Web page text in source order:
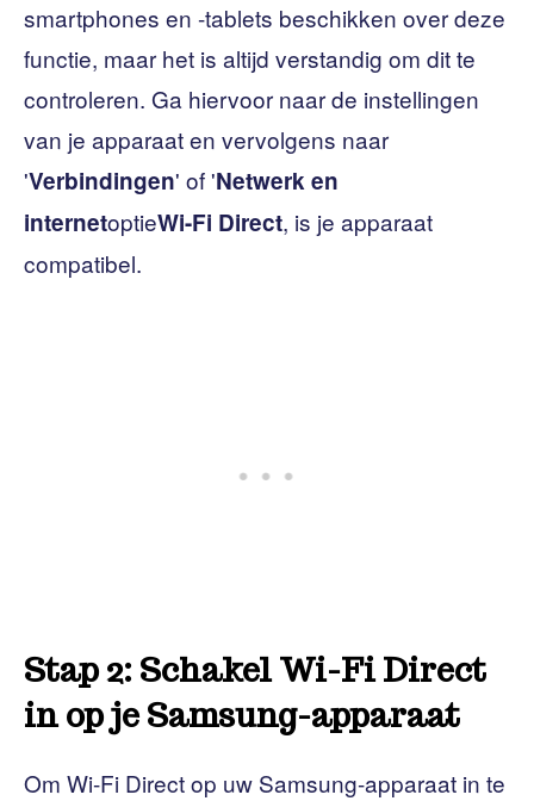
smartphones en -tablets beschikken over deze
functie, maar het is altijd verstandig om dit te
controleren. Ga hiervoor naar de instellingen
van je apparaat en vervolgens naar
'Verbindingen' of 'Netwerk en
internetoptieWi-Fi Direct, is je apparaat
compatibel.
Stap 2: Schakel Wi-Fi Direct
in op je Samsung-apparaat
Om Wi-Fi Direct op uw Samsung-apparaat in te